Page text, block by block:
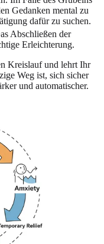
Gedanken mental zu
dafür zu suchen.
Abschließen der
Erleichterung.
Kreislauf und lehrt Ihr
Weg ist, sich sicher
und automatischer.